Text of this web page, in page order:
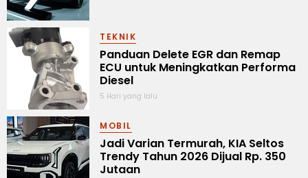
TEKNIK
Panduan Delete EGR dan Remap
ECU untuk Meningkatkan Performa
Diesel
5 Hari yang lalu
MOBIL
Jadi Varian Termurah, KIA Seltos
Trendy Tahun 2026 Dijual Rp. 350
Jutaan